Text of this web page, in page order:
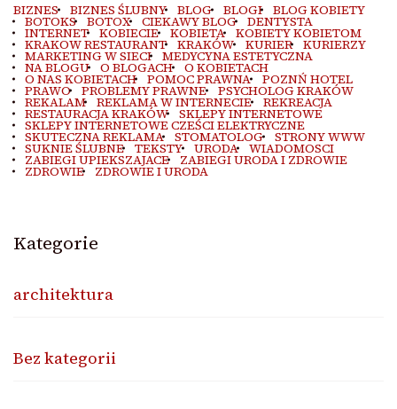
BIZNES BIZNES ŚLUBNY BLOG BLOGI BLOG KOBIETY
BOTOKS BOTOX CIEKAWY BLOG DENTYSTA
INTERNET KOBIECIE KOBIETA KOBIETY KOBIETOM
KRAKOW RESTAURANT KRAKÓW KURIER KURIERZY
MARKETING W SIECI MEDYCYNA ESTETYCZNA
NA BLOGU O BLOGACH O KOBIETACH
O NAS KOBIETACH POMOC PRAWNA POZNŃ HOTEL
PRAWO PROBLEMY PRAWNE PSYCHOLOG KRAKÓW
REKALAM REKLAMA W INTERNECIE REKREACJA
RESTAURACJA KRAKÓW SKLEPY INTERNETOWE
SKLEPY INTERNETOWE CZEŚCI ELEKTRYCZNE
SKUTECZNA REKLAMA STOMATOLOG STRONY WWW
SUKNIE ŚLUBNE TEKSTY URODA WIADOMOSCI
ZABIEGI UPIEKSZAJACE ZABIEGI URODA I ZDROWIE
ZDROWIE ZDROWIE I URODA
Kategorie
architektura
Bez kategorii